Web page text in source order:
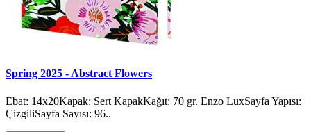
Spring 2025 - Abstract Flowers
Ebat: 14x20Kapak: Sert KapakKağıt: 70 gr. Enzo LuxSayfa Yapısı:
ÇizgiliSayfa Sayısı: 96..